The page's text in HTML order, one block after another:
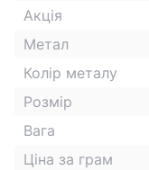
Акція
Метал
Колір металу
Розмір
Вага
Ціна за грам